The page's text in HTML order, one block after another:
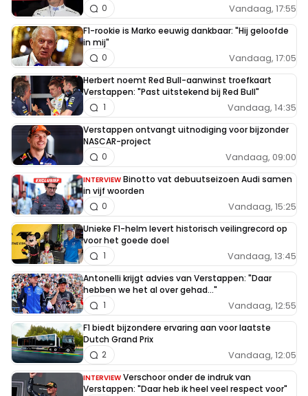
Vandaag, 17:55
0
F1-rookie is Marko eeuwig dankbaar: "Hij geloofde
in mij"
Vandaag, 17:05
0
Herbert noemt Red Bull-aanwinst troefkaart
Verstappen: "Past uitstekend bij Red Bull"
Vandaag, 14:35
1
Verstappen ontvangt uitnodiging voor bijzonder
NASCAR-project
Vandaag, 09:00
0
INTERVIEW Binotto vat debuutseizoen Audi samen
in vijf woorden
Vandaag, 15:25
0
Unieke F1-helm levert historisch veilingrecord op
voor het goede doel
Vandaag, 13:45
1
Antonelli krijgt advies van Verstappen: "Daar
hebben we het al over gehad..."
Vandaag, 12:55
1
F1 biedt bijzondere ervaring aan voor laatste
Dutch Grand Prix
Vandaag, 12:05
2
INTERVIEW Verschoor onder de indruk van
Verstappen: "Daar heb ik heel veel respect voor"